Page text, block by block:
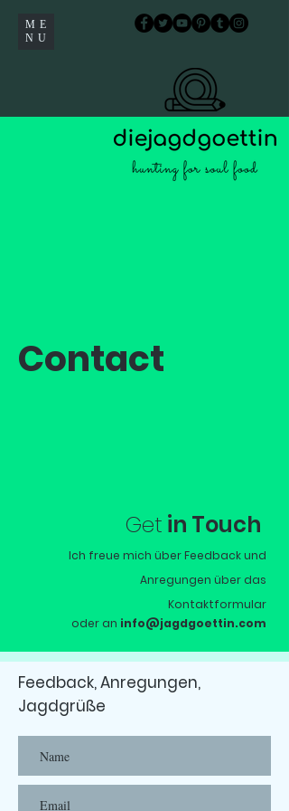
ME
NU
Contact
Get in Touch
Ich freue mich über Feedback und
Anregungen über das
Kontaktformular
oder an info@jagdgoettin.com
Feedback, Anregungen,
Jagdgrüße